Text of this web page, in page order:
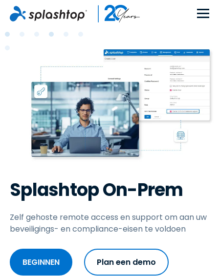
Splashtop On-Prem
Zelf gehoste remote access en support om aan uw
beveiligings- en compliance-eisen te voldoen
BEGINNEN Plan een demo